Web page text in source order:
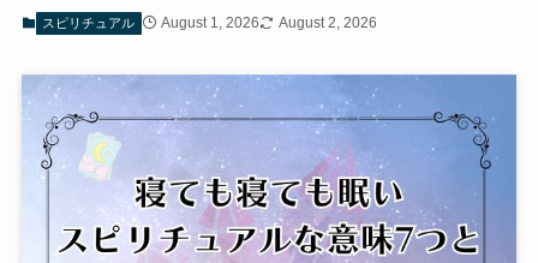
スピリチュアル August 1, 2026 August 2, 2026